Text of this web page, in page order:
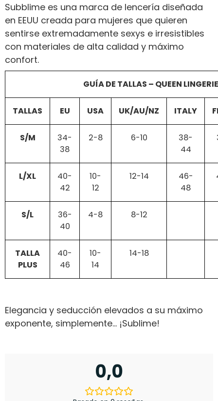
Subblime es una marca de lencería diseñada
en EEUU creada para mujeres que quieren
sentirse extremadamente sexys e irresistibles
con materiales de alta calidad y máximo
confort.
GUÍA DE TALLAS – QUEEN LINGERIE
TALLAS EU USA UK/AU/NZ ITALY
S/M
34-
38
2-8 6-10
38-
44
L/XL
40-
42
10-
12
12-14
46-
48
S/L
36-
40
4-8 8-12
TALLA
PLUS
40-
46
10-
14
14-18
Elegancia y seducción elevados a su máximo
exponente, simplemente… ¡Sublime!
0,0